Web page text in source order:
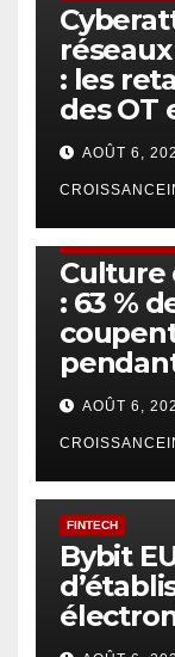
: les
des OT
AOÛT 6,
Culture
: 63 %
AOÛT 6,
FINTECH
Bybit